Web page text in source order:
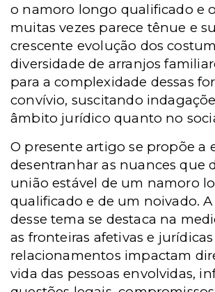
o namoro longo qualificado e
muitas vezes parece tênue e
crescente evolução dos
diversidade de arranjos
para a complexidade dessas
convívio, suscitando
âmbito jurídico quanto no
O presente artigo se propõe a
desentranhar as nuances que
união estável de um namoro
qualificado e de um noivado. A
desse tema se destaca na
as fronteiras afetivas e jurídicas
relacionamentos impactam
vida das pessoas envolvidas,